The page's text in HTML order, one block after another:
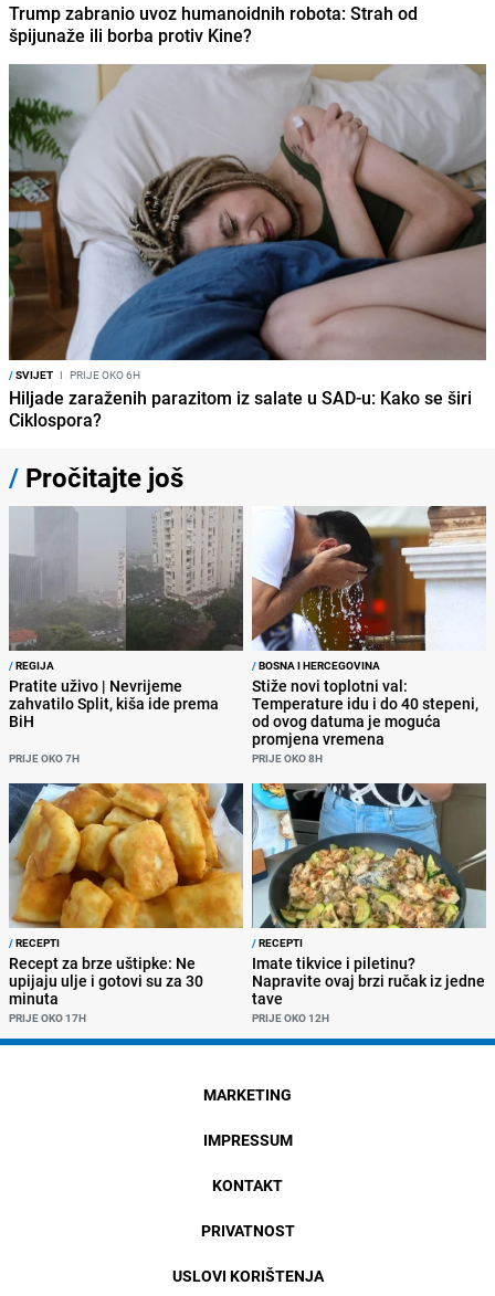
Trump zabranio uvoz humanoidnih robota: Strah od
špijunaže ili borba protiv Kine?
/SVIJET I PRIJE OKO 6H
Hiljade zaraženih parazitom iz salate u SAD-u: Kako se širi
Ciklospora?
/ Pročitajte još
/REGIJA
Pratite uživo | Nevrijeme
zahvatilo Split, kiša ide prema
BiH
PRIJE OKO 7H
/BOSNA I HERCEGOVINA
Stiže novi toplotni val:
Temperature idu i do 40 stepeni,
od ovog datuma je moguća
promjena vremena
PRIJE OKO 8H
/RECEPTI
Recept za brze uštipke: Ne
upijaju ulje i gotovi su za 30
minuta
PRIJE OKO 17H
/RECEPTI
Imate tikvice i piletinu?
Napravite ovaj brzi ručak iz jedne
tave
PRIJE OKO 12H
MARKETING
IMPRESSUM
KONTAKT
PRIVATNOST
USLOVI KORIŠTENJA